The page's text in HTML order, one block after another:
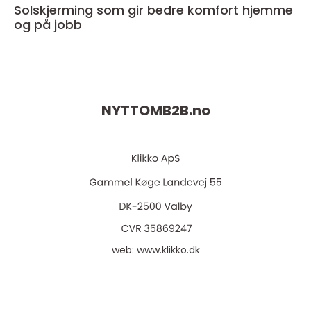
Solskjerming som gir bedre komfort hjemme
og på jobb
NYTTOMB2B.no
web: www.klikko.dk